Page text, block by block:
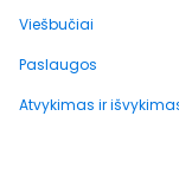
Viešbučiai
Paslaugos
Atvykimas ir